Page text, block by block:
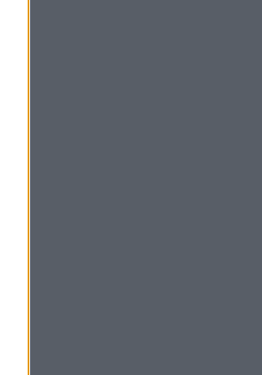
και εταιρειών στο
επικεφαλής του Νομικού